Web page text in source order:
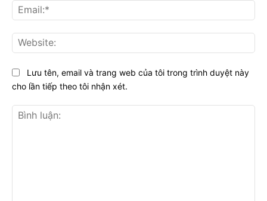
Lưu tên, email và trang web của tôi trong trình duyệt này
cho lần tiếp theo tôi nhận xét.